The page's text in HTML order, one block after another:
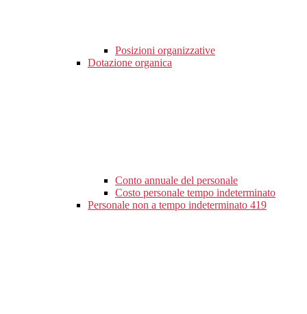
Posizioni organizzative
Dotazione organica
Conto annuale del personale
Costo personale tempo indeterminato
Personale non a tempo indeterminato 419